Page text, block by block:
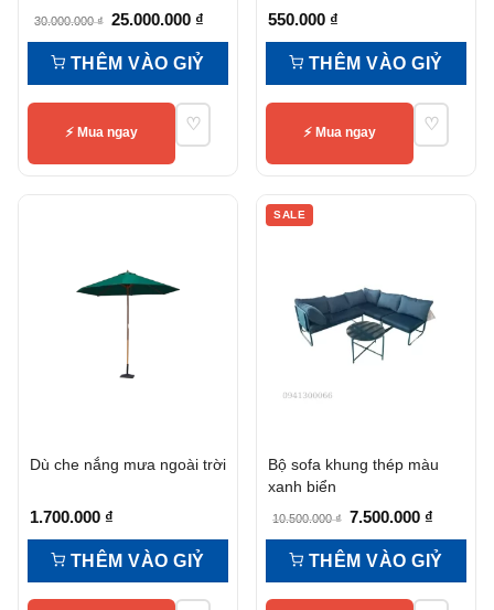
30.000.000₫ Giá
gốc
là:
25.000.000 ₫
hiện
THÊM VÀO GIỶ
⚡ Mua ngay ♡
550.000 ₫
THÊM VÀO GIỶ
⚡ Mua ngay ♡
Dù che nắng mưa ngoài trời
1.700.000 ₫
THÊM VÀO GIỶ
SALE
Bộ sofa khung thép màu
xanh biển
10.500.000₫ Giá
gốc
là:
10.500.000 ₫.
7.500.000 ₫
hiện
tại
là:
THÊM VÀO GIỶ